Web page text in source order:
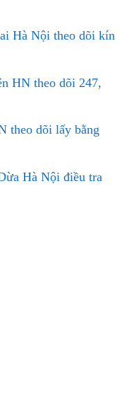
Hà Nội theo dõi kín
HN theo dõi 247,
theo dõi lấy bằng
Hà Nội điều tra